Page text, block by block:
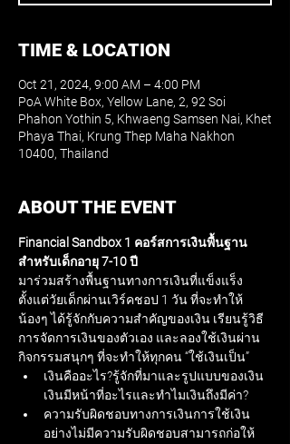
TIME & LOCATION
Oct 21, 2024, 9:00 AM – 4:00 PM
PoA White Box, Yellow Lane, 2, 92 Soi
Phahon Yothin 5, Khwaeng Samsen Nai, Khet
Phaya Thai, Krung Thep Maha Nakhon
10400, Thailand
ABOUT THE EVENT
Financial Sandbox 1 คอร์สการเงินพื้นฐาน
สำหรับเด็กอายุ 7-10 ปี
มาร่วมสร้างพื้นฐานทางการเงินที่แข็งแร็ง
ตั้งแต่วัยเด็กผ่านเวิร์คชอป 1 วัน ที่จะทำให้
น้องๆ ได้รู้จักกับความสำคัญของเงิน เรียนรู้วิธี
การจัดการเงินของตัวเอง และลองใช้เงินผ่าน
กิจกรรมสนุกๆ ที่จะทำให้ทุกคน “ใช้เงินเป็น”
เงินคืออะไร?รู้จักที่มาและรูปแบบของเงิน
เงินมีหน้าที่อะไรและทำไมเงินถึงมีค่า?
ความรับผิดชอบทางการเงินการใช้เงิน
อย่างไม่มีความรับผิดชอบสามารถก่อให้